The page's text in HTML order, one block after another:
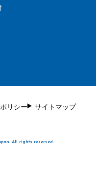
リシー サイトマップ
All rights reserved.